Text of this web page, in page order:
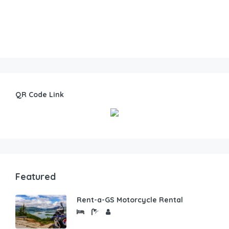
QR Code Link
Featured
Rent-a-GS Motorcycle Rental